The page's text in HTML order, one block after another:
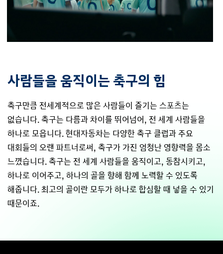
사람들을 움직이는 축구의 힘
축구만큼 전세계적으로 많은 사람들이 즐기는 스포츠는
없습니다. 축구는 다름과 차이를 뛰어넘어, 전 세계 사람들을
하나로 모읍니다. 현대자동차는 다양한 축구 클럽과 주요
대회들의 오랜 파트너로써, 축구가 가진 엄청난 영향력을 몸소
느꼈습니다. 축구는 전 세계 사람들을 움직이고, 동참시키고,
하나로 이어주고, 하나의 골을 향해 함께 노력할 수 있도록
해줍니다. 최고의 골이란 모두가 하나로 합심할 때 넣을 수 있기
때문이죠.